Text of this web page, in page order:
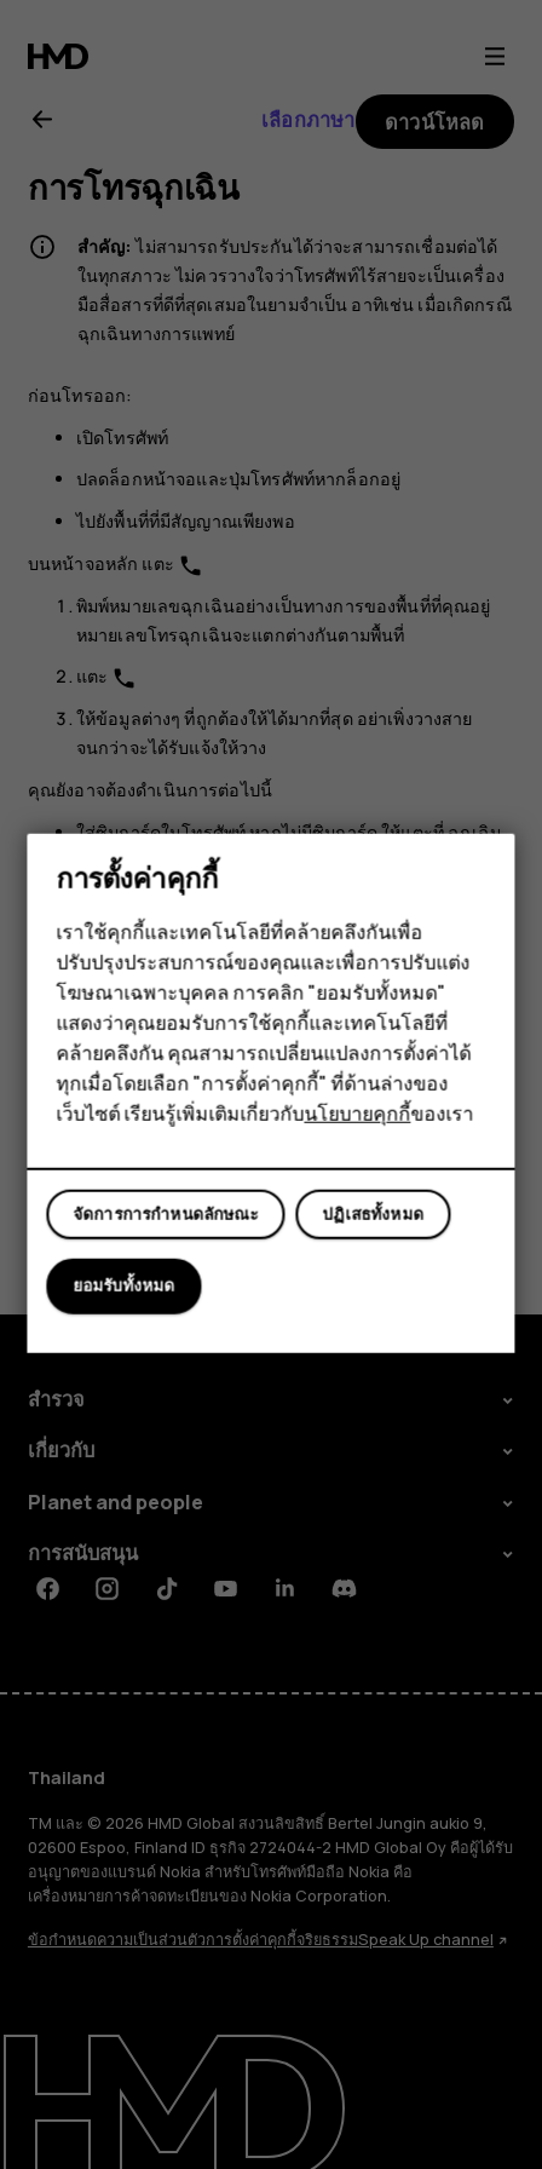
คู่มือ
ผู้
ใช้
Nokia
สมาร์ทโฟน
ฟีเจอร์โฟน
อุปกรณ์เสริม
แท็บเล็ต
เกี่ยวกับ
ซ่อมแซม ใช้ซ้ำ รีไซเคิล
การสนับสนุน
เลือกภาษา ดาวน์โหลด
การโทรฉุกเฉิน
สำคัญ: ไม่สามารถรับประกันได้ว่าจะสามารถเชื่อมต่อได้
ในทุกสภาวะ ไม่ควรวางใจว่าโทรศัพท์ไร้สายจะเป็นเครื่อง
มือสื่อสารที่ดีที่สุดเสมอในยามจำเป็น อาทิเช่น เมื่อเกิดกรณี
ฉุกเฉินทางการแพทย์
ก่อนโทรออก:
เปิดโทรศัพท์
ปลดล็อกหน้าจอและปุ่มโทรศัพท์หากล็อกอยู่
ไปยังพื้นที่ที่มีสัญญาณเพียงพอ
บนหน้าจอหลัก แตะ phone
พิมพ์หมายเลขฉุกเฉินอย่างเป็นทางการของพื้นที่ที่คุณอยู่
หมายเลขโทรฉุกเฉินจะแตกต่างกันตามพื้นที่
แตะ phone
ให้ข้อมูลต่างๆ ที่ถูกต้องให้ได้มากที่สุด อย่าเพิ่งวางสาย
จนกว่าจะได้รับแจ้งให้วาง
คุณยังอาจต้องดำเนินการต่อไปนี้
ใส่ซิมการ์ดในโทรศัพท์ หากไม่มีซิมการ์ด ให้แตะที่ฉุกเฉิน
บนหน้าจอล็อก
หากโทรศัพท์ของคุณสอบถามรหัส PIN ให้แตะ
ปิดการจำกัดการโทรในโทรศัพท์ เช่น การจำกัดการโทร
การจำกัดเบอร์ หรือเฉพาะกลุ่ม
หากเครือข่ายมือถือไม่พร้อมใช้งาน คุณยังสามารถลองใช้
การโทรสายอินเทอร์เน็ตหากสามารถเข้าถึงอินเทอร์เน็ตได้
ข้อมูลนี้มีประโยชน์กับคุณหรือไม่
ใช่ ไม่
สำรวจ
เกี่ยวกับ
Planet and people
การสนับสนุน
FacebookInstagramTiktokYoutubeLinkedinDiscord
Thailand
TM และ © 2026 HMD Global สงวนลิขสิทธิ์ Bertel Jungin aukio 9,
02600 Espoo, Finland ID ธุรกิจ 2724044-2 HMD Global Oy คือผู้ได้รับ
อนุญาตของแบรนด์ Nokia สำหรับโทรศัพท์มือถือ Nokia คือ
เครื่องหมายการค้าจดทะเบียนของ Nokia Corporation.
ข้อกำหนดความเป็นส่วนตัวการตั้งค่าคุกกี้จริยธรรมSpeak Up channel
การตั้งค่าคุกกี้
เราใช้คุกกี้และเทคโนโลยีที่คล้ายคลึงกันเพื่อ
ปรับปรุงประสบการณ์ของคุณและเพื่อการปรับแต่ง
โฆษณาเฉพาะบุคคล การคลิก "ยอมรับทั้งหมด"
แสดงว่าคุณยอมรับการใช้คุกกี้และเทคโนโลยีที่
คล้ายคลึงกัน คุณสามารถเปลี่ยนแปลงการตั้งค่าได้
ทุกเมื่อโดยเลือก "การตั้งค่าคุกกี้" ที่ด้านล่างของ
เว็บไซต์ เรียนรู้เพิ่มเติมเกี่ยวกับนโยบายคุกกี้ของเรา
ปฏิเสธทั้งหมด
จัดการการกำหนดลักษณะ
ยอมรับทั้งหมด